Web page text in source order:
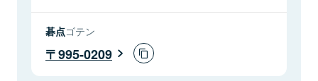
碁点ゴテン
995-0209